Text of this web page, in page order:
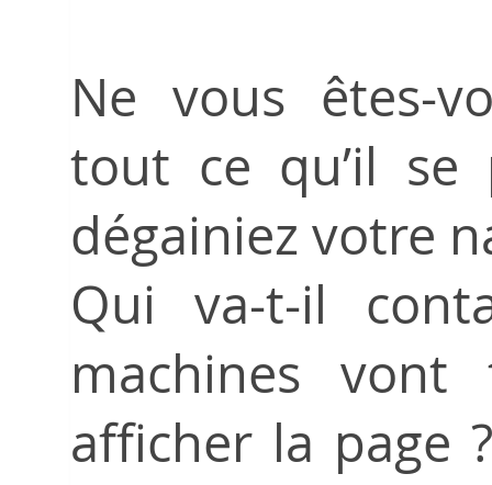
Ne vous êtes-
tout ce qu’il se
dégainiez votre
Qui va-t-il
machines
afficher la page